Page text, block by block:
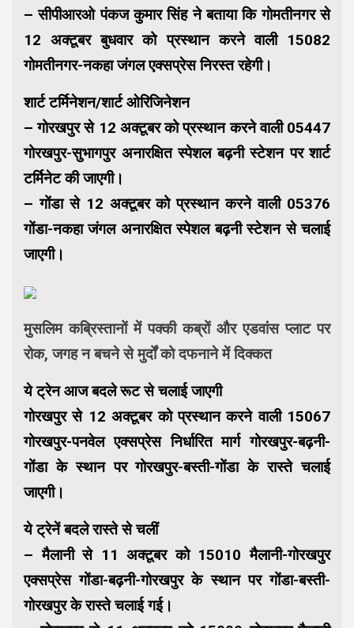
– सीपीआरओ पंकज कुमार सिंह ने बताया कि गोमतीनगर से
12 अक्टूबर बुधवार को प्रस्थान करने वाली 15082
गोमतीनगर-नकहा जंगल एक्सप्रेस निरस्त रहेगी।
शार्ट टर्मिनेशन/शार्ट ओरिजिनेशन
– गोरखपुर से 12 अक्टूबर को प्रस्थान करने वाली 05447
गोरखपुर-सुभागपुर अनारक्षित स्पेशल बढ़नी स्टेशन पर शार्ट
टर्मिनेट की जाएगी।
– गोंडा से 12 अक्टूबर को प्रस्थान करने वाली 05376
गोंडा-नकहा जंगल अनारक्षित स्पेशल बढ़नी स्टेशन से चलाई
जाएगी।
मुसलिम कब्रिस्तानों में पक्की कब्रों और एडवांस प्लाट पर
रोक, जगह न बचने से मुर्दों को दफनाने में दिक्कत
ये ट्रेन आज बदले रूट से चलाई जाएगी
गोरखपुर से 12 अक्टूबर को प्रस्थान करने वाली 15067
गोरखपुर-पनवेल एक्सप्रेस निर्धारित मार्ग गोरखपुर-बढ़नी-
गोंडा के स्थान पर गोरखपुर-बस्ती-गोंडा के रास्ते चलाई
जाएगी।
ये ट्रेनें बदले रास्ते से चलीं
– मैलानी से 11 अक्टूबर को 15010 मैलानी-गोरखपुर
एक्सप्रेस गोंडा-बढ़नी-गोरखपुर के स्थान पर गोंडा-बस्ती-
गोरखपुर के रास्ते चलाई गई।